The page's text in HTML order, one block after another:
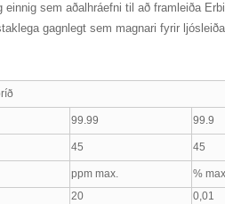
sem aðalhráefni til að framleiða
gagnlegt sem magnari fyrir
99.99 99.9
45 45
ppm max. %
20
0,01